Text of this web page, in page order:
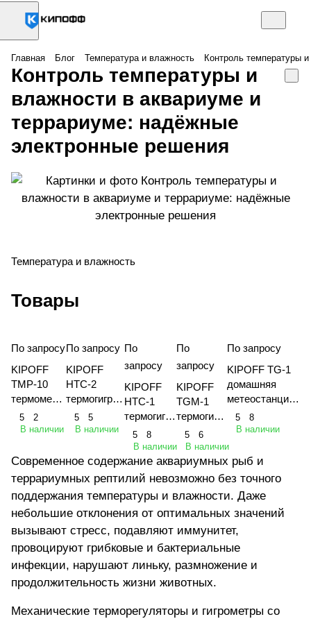
Главная Блог Температура и влажность Контроль температуры
Контроль температуры и
влажности в аквариуме и
террариуме: надёжные
электронные решения
Температура и влажность
Товары
По запросу
KIPOFF
TMP-10
термометр
уличный с
выносным
температу
5
2
В наличии
По запросу
KIPOFF
HTC-2
термогигро
метр
комнатный
датчиком
температур
ы
5
5
В наличии
По
запросу
KIPOFF
HTC-1
термогигр
ометр
комнатны
й с
функцией
ции
5
8
В наличии
По
запросу
KIPOFF
TGM-1
термогигр
ометр
комнатны
й с
магнитны
крепление
м
5
6
В наличии
По запросу
KIPOFF TG-1
домашняя
метеостанция-
термогигромет
р для
измерения
температуры и
влажности
5
8
В наличии
Современное содержание аквариумных рыб и
террариумных рептилий невозможно без точного
поддержания температуры и влажности. Даже
небольшие отклонения от оптимальных значений
вызывают стресс, подавляют иммунитет,
провоцируют грибковые и бактериальные
инфекции, нарушают линьку, размножение и
продолжительность жизни животных.
Механические терморегуляторы и гигрометры со